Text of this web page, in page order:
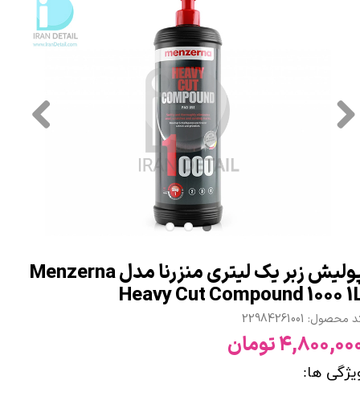
پولیش زبر یک لیتری منزرنا مدل Menzerna
Heavy Cut Compound 1000
محصول: 22984261001
تومان
ها: